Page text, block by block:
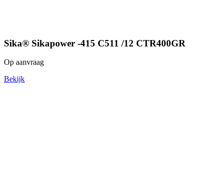
Sika® Sikapower -415 C511 /12 CTR400GR
Op aanvraag
Bekijk